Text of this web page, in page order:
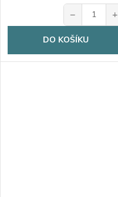
− +
DO KOŠÍKU